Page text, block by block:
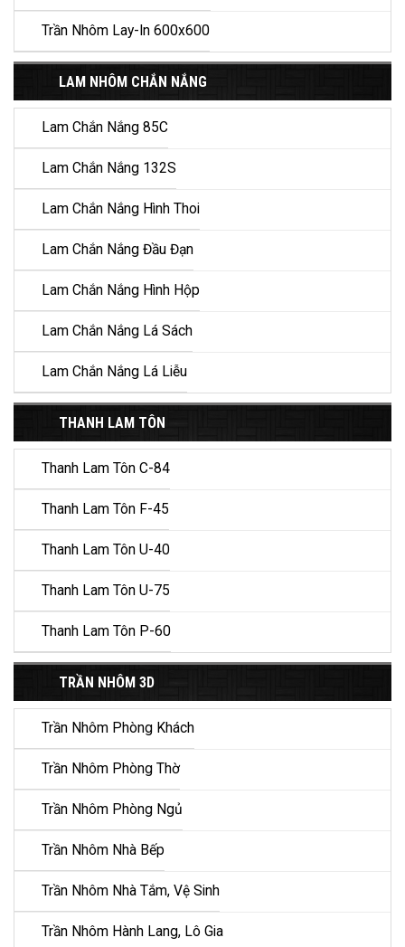
Trần Nhôm Lay-In 600x600
LAM NHÔM CHẮN NẮNG
Lam Chắn Nắng 85C
Lam Chắn Nắng 132S
Lam Chắn Nắng Hình Thoi
Lam Chắn Nắng Đầu Đạn
Lam Chắn Nắng Hình Hộp
Lam Chắn Nắng Lá Sách
Lam Chắn Nắng Lá Liễu
THANH LAM TÔN
Thanh Lam Tôn C-84
Thanh Lam Tôn F-45
Thanh Lam Tôn U-40
Thanh Lam Tôn U-75
Thanh Lam Tôn P-60
TRẦN NHÔM 3D
Trần Nhôm Phòng Khách
Trần Nhôm Phòng Thờ
Trần Nhôm Phòng Ngủ
Trần Nhôm Nhà Bếp
Trần Nhôm Nhà Tắm, Vệ Sinh
Trần Nhôm Hành Lang, Lô Gia